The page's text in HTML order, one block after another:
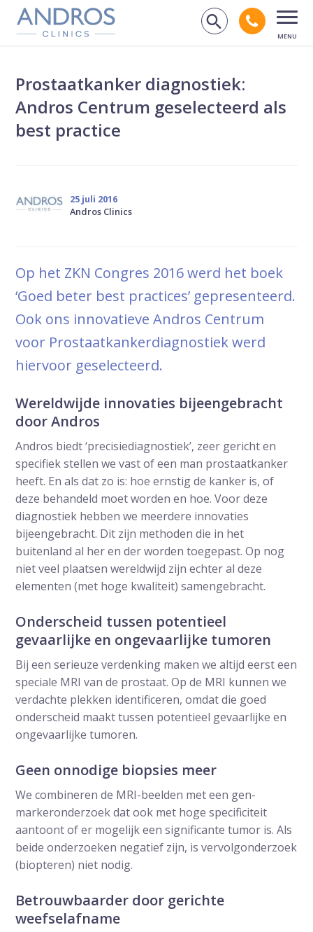
Navigatie overslaan
Zoek op
Bel
Prostaatkanker diagnostiek:
Andros Centrum geselecteerd als
best practice
25 juli 2016
Andros Clinics
Op het ZKN Congres 2016 werd het boek
‘Goed beter best practices’ gepresenteerd.
Ook ons innovatieve Andros Centrum
voor Prostaatkankerdiagnostiek werd
hiervoor geselecteerd.
Wereldwijde innovaties bijeengebracht
door Andros
Andros biedt ‘precisiediagnostiek’, zeer gericht en
specifiek stellen we vast of een man prostaatkanker
heeft. En als dat zo is: hoe ernstig de kanker is, of
deze behandeld moet worden en hoe. Voor deze
diagnostiek hebben we meerdere innovaties
bijeengebracht. Dit zijn methoden die in het
buitenland al her en der worden toegepast. Op nog
niet veel plaatsen wereldwijd zijn echter al deze
elementen (met hoge kwaliteit) samengebracht.
Onderscheid tussen potentieel
gevaarlijke en ongevaarlijke tumoren
Bij een serieuze verdenking maken we altijd eerst een
speciale MRI van de prostaat. Op de MRI kunnen we
verdachte plekken identificeren, omdat die goed
onderscheid maakt tussen potentieel gevaarlijke en
ongevaarlijke tumoren.
Geen onnodige biopsies meer
We combineren de MRI-beelden met een gen-
markeronderzoek dat ook met hoge specificiteit
aantoont of er mogelijk een significante tumor is. Als
beide onderzoeken negatief zijn, is vervolgonderzoek
(biopteren) niet nodig.
Betrouwbaarder door gerichte
weefselafname